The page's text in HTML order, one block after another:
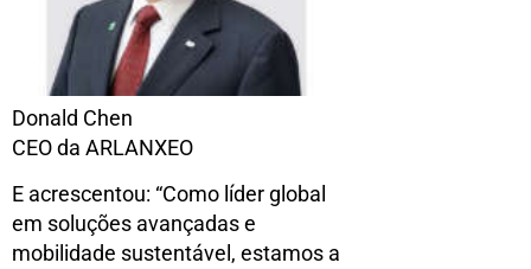
Donald Chen
CEO da ARLANXEO
E acrescentou: “Como líder global
em soluções avançadas e
mobilidade sustentável, estamos a